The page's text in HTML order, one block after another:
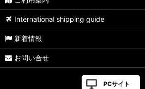
International shipping guide
新着情報
お問い合せ
PCサイト